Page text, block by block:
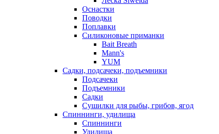
Оснастки
Поводки
Поплавки
Силиконовые приманки
Bait Breath
Mann's
YUM
Садки, подсачеки, подъемники
Подсачеки
Подъемники
Садки
Сушилки для рыбы, грибов, ягод
Спиннинги, удилища
Спиннинги
Удилища